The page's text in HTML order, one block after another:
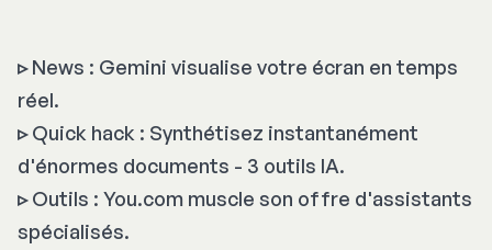
▹News : Gemini visualise votre écran en temps
réel.
▹Quick hack : Synthétisez instantanément
d'énormes documents - 3 outils IA.
▹Outils : You.com muscle son offre d'assistants
spécialisés.